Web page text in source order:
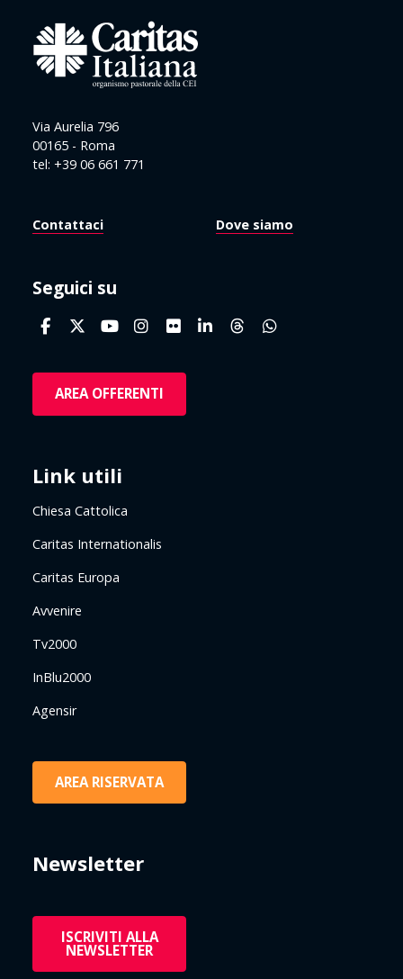
Via Aurelia 796
00165 - Roma
tel: +39 06 661 771
Contattaci Dove siamo
Seguici su
AREA OFFERENTI
Link utili
Chiesa Cattolica
Caritas Internationalis
Caritas Europa
Avvenire
Tv2000
InBlu2000
Agensir
AREA RISERVATA
Newsletter
ISCRIVITI ALLA
NEWSLETTER